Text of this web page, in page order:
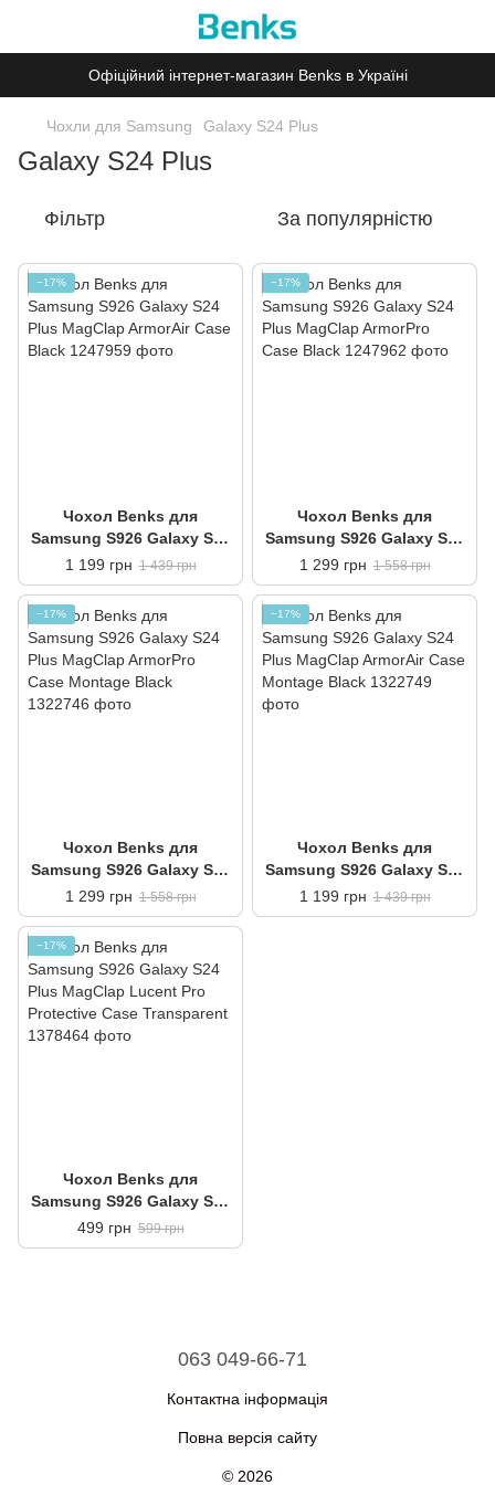
Офіційний інтернет-магазин Benks в Україні
Чохли для Samsung Galaxy S24 Plus
Galaxy S24 Plus
Фільтр За популярністю
−17%
Чохол Benks для
Samsung S926 Galaxy S24
Plus MagClap ArmorAir
Case Black
1 199 грн 1 439 грн
−17%
Чохол Benks для
Samsung S926 Galaxy S24
Plus MagClap ArmorPro
Case Black
1 299 грн 1 558 грн
−17%
Чохол Benks для
Samsung S926 Galaxy S24
Plus MagClap ArmorPro
Case Montage Black
1 299 грн 1 558 грн
−17%
Чохол Benks для
Samsung S926 Galaxy S24
Plus MagClap ArmorAir
Case Montage Black
1 199 грн 1 439 грн
−17%
Чохол Benks для
Samsung S926 Galaxy S24
Plus MagClap Lucent Pro
Protective Case
499 грн 599 грн
063 049-66-71
Контактна інформація
Повна версія сайту
© 2026